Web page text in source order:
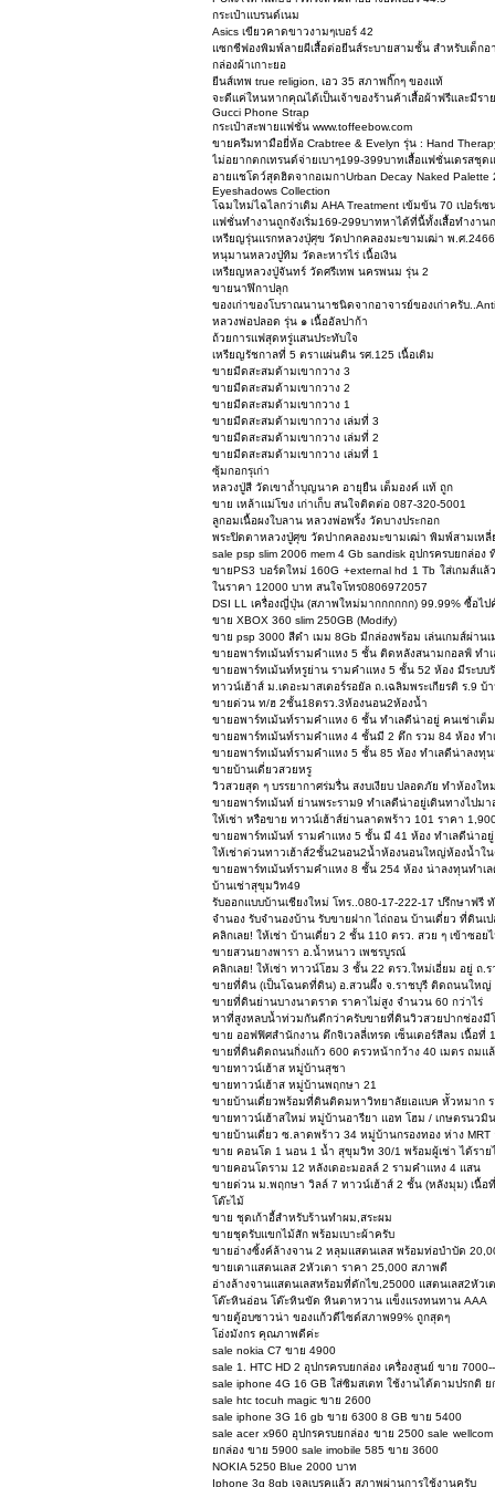
กระเป๋าแบรนด์เนม
Asics เขียวคาดขาวงามๆเบอร์ 42
แซกชีฟองพิมพ์ลายผีเสื้อต่อยีนส์ระบายสามชั้น สำหรับเด็กอ
กล่องผ้าเกาะยอ
ยีนส์เทพ true religion, เอว 35 สภาพกิ๊กๆ ของแท้
จะดีเเค่ใหนหากคุณได้เป็นเจ้าของร้านค้าเสื้อผ้าฟรีเเละมีร
Gucci Phone Strap
กระเป๋าสะพายแฟชั่น www.toffeebow.com
ขายครีมทามือยี่ห้อ Crabtree & Evelyn รุ่น : Hand
ไม่อยากตกเทรนด์จ่ายเบาๆ199-399บาทเสื้อแฟชั่นเดรสชุด
อายแชโดว์สุดฮิตจากอเมกาUrban Decay Naked Palette
Eyeshadows Collection
โฉมใหม่ไฉไลกว่าเดิม AHA Treatment เข้มข้น 70 เปอร์เ
แฟชั่นทำงานถูกจังเริ่ม169-299บาทหาได้ที่นี้ทั้งเสื้อทำงาน
เหรียญรุ่นแรกหลวงปุ่ศุข วัดปากคลองมะขามเฒ่า พ.ศ
หนุมานหลวงปู่ทิม วัดละหารไร่ เนื้อเงิน
เหรียญหลวงปู่จันทร์ วัดศรีเทพ นครพนม รุ่น 2
ขายนาฬิกาปลุก
ของเก่าของโบราณนานาชนิดจากอาจารย์ของเก่าครับ
หลวงพ่อปลอด รุ่น ๑ เนื้ออัลปาก้า
ถ้วยการแฟสุดหรู่แสนประทับใจ
เหรียญรัชกาลที่ 5 ตราแผ่นดิน รศ.125 เนื้อเดิม
ขายมีดสะสมด้ามเขากวาง 3
ขายมีดสะสมด้ามเขากวาง 2
ขายมีดสะสมด้ามเขากวาง 1
ขายมีดสะสมด้ามเขากวาง เล่มที่ 3
ขายมีดสะสมด้ามเขากวาง เล่มที่ 2
ขายมีดสะสมด้ามเขากวาง เล่มที่ 1
ซุ้มกอกรุเก่า
หลวงปู่สี วัดเขาถ้ำบุญนาค อายุยืน เต็มองค์ แท้ ถูก
ขาย เหล้าแม่โขง เก่าเก็บ สนใจติดต่อ 087-320-5001
ลูกอมเนื้อผงใบลาน หลวงพ่อพริ้ง วัดบางประกอก
พระปิดตาหลวงปู่ศุข วัดปากคลองมะขามเฒ่า พิมพ์สามเหลี่
sale psp slim 2006 mem 4 Gb sandisk อุปกรครบยกล่อ
ขายPS3 บอร์ดใหม่ 160G +external hd 1 Tb ใส่เกมส์แ
ในราคา 12000 บาท สนใจโทร0806972057
DSI LL เครื่องญี่ปุ่น (สภาพใหม่มากกกกกก) 99.99% ซื้อไ
ขาย XBOX 360 slim 250GB (Modify)
ขาย psp 3000 สีดำ เมม 8Gb มีกล่องพร้อม เล่นเกมส์ผ่าน
ขายอพาร์ทเม้นท์รามคำแหง 5 ชั้น ติดหลังสนามกอลฟ์ ทำ
ขายอพาร์ทเม้นท์หรูย่าน รามคำแหง 5 ชั้น 52 ห้อง มีระบ
ทาวน์เฮ้าส์ ม.เดอะมาสเตอร์รอยัล ถ.เฉลิมพระเกียรติ ร
ขายด่วน ท/ฮ 2ชั้น18ตรว.3ห้องนอน2ห้องน้ำ
ขายอพาร์ทเม้นท์รามคำแหง 6 ชั้น ทำเลดีน่าอยู่ คนเช่าเต็ม
ขายอพาร์ทเม้นท์รามคำแหง 4 ชั้นมี 2 ตึก รวม 84 ห้อง ทำ
ขายอพาร์ทเม้นท์รามคำแหง 5 ชั้น 85 ห้อง ทำเลดีน่าลงทุ
ขายบ้านเดี่ยวสวยหรู
วิวสวยสุด ๆ บรรยากาศร่มรื่น สงบเงียบ ปลอดภัย ทำห้องให
ขายอพาร์ทเม้นท์ ย่านพระราม9 ทำเลดีน่าอยู่เดินทางไปมา
ให้เช่า หรือขาย ทาวน์เฮ้าส์ย่านลาดพร้าว 101 ราคา
ขายอพาร์ทเม้นท์ รามคำแหง 5 ชั้น มี 41 ห้อง ทำเลดีน่าอยู่
ให้เช่าด่วนทาวเฮ้าส์2ชั้น2นอน2น้ำห้องนอนใหญ่ห้องน้ำใน
ขายอพาร์ทเม้นท์รามคำแหง 8 ชั้น 254 ห้อง น่าลงทุนทำเ
บ้านเช่าสุขุมวิท49
รับออกแบบบ้านเชียงใหม่ โทร..080-17-222-17 ปรึกษาฟรี
จำนอง รับจำนองบ้าน รับขายฝาก ไถ่ถอน บ้านเดี่ยว ที่ดินเ
คลิกเลย! ให้เช่า บ้านเดี่ยว 2 ชั้น 110 ตรว. สวย ๆ เข้าซอ
ขายสวนยางพารา อ.น้ำหนาว เพชรบูรณ์
คลิกเลย! ให้เช่า ทาวน์โฮม 3 ชั้น 22 ตรว.ใหม่เอี่ยม อยู่ ถ.
ขายที่ดิน (เป็นโฉนดที่ดิน) อ.สวนผึ้ง จ.ราชบุรี ติดถนนใหญ่
ขายที่ดินย่านบางนาตราด ราคาไม่สูง จำนวน 60 กว่าไร่
หาที่สูงหลบน้ำท่วมกันดีกว่าครับขายที่ดินวิวสวยปากช่อง
ขาย ออฟฟิศสำนักงาน ตึกจิเวลลี่เทรด เซ็นเตอร์สีลม เนื้อที่
ขายที่ดินติดถนนกิ่งแก้ว 600 ตรวหน้ากว้าง 40 เมตร ถมแ
ขายทาวน์เฮ้าส หมู่บ้านสุชา
ขายทาวน์เฮ้าส หมู่บ้านพฤกษา 21
ขายบ้านเดี่ยวพร้อมที่ดินติดมหาวิทยาลัยเอแบค หััวหมาก
ขายทาวน์เฮ้าสใหม่ หมู่บ้านอารียา แอท โฮม / เกษตรนวมิ
ขายบ้านเดี่ยว ซ.ลาดพร้าว 34 หมู่บ้านกรองทอง ห่าง
ขาย คอนโด 1 นอน 1 น้ำ สุขุมวิท 30/1 พร้อมผู้เช่า ได้ราย
ขายคอนโดราม 12 หลังเดอะมอลล์ 2 รามคำแหง 4 แสน
ขายด่วน ม.พฤกษา วิลล์ 7 ทาวน์เฮ้าส์ 2 ชั้น (หลังมุม) เนื้อ
โต๊ะไม้
ขาย ชุดเก้าอี้สำหรับร้านทำผม,สระผม
ขายชุดรับแขกไม้สัก พร้อมเบาะผ้าครับ
ขายอ่างซิ้งค์ล้างจาน 2 หลุมแสตนเลส พร้อมท่อบำบัด
ขายเตาแสตนเลส 2หัวเตา ราคา 25,000 สภาพดี
อ่างล้างจานแสตนเลสหร้อมที่ดักไข,25000 แสตนเลส2หั
โต๊ะหินอ่อน โต๊ะหินขัด หินตาหวาน แข็งแรงทนทาน AAA
ขายตู้อบซาวน่า ของแก้วดีไซด์สภาพ99% ถูกสุดๆ
โอ่งมังกร คุณภาพดีค่ะ
sale nokia C7 ขาย 4900
sale 1. HTC HD 2 อุปกรครบยกล่อง เครื่องสูนย์ ขาย
sale iphone 4G 16 GB ใส่ซิมสเตท ใช้งานได้ตามปรกติ
sale htc tocuh magic ขาย 2600
sale iphone 3G 16 gb ขาย 6300 8 GB ขาย 5400
sale acer x960 อุปกรครบยกล่อง ขาย 2500 sale
ยกล่อง ขาย 5900 sale imobile 585 ขาย 3600
NOKIA 5250 Blue 2000 บาท
Iphone 3g 8gb เจลเบรคแล้ว สภาพผ่านการใช้งานครับ